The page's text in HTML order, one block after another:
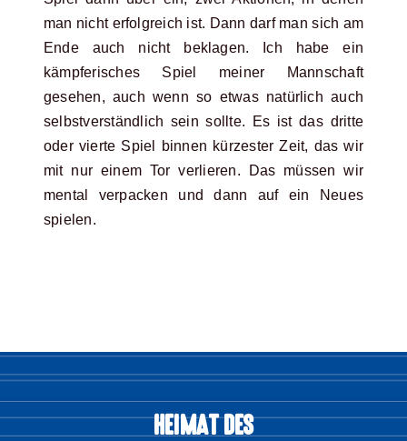
man nicht erfolgreich ist. Dann darf man sich am
Ende auch nicht beklagen. Ich habe ein
kämpferisches Spiel meiner Mannschaft
gesehen, auch wenn so etwas natürlich auch
selbstverständlich sein sollte. Es ist das dritte
oder vierte Spiel binnen kürzester Zeit, das wir
mit nur einem Tor verlieren. Das müssen wir
mental verpacken und dann auf ein Neues
spielen.
HEIMAT DES